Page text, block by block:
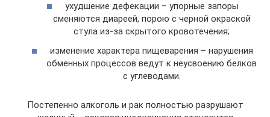
ухудшение дефекации – упорные запоры
сменяются диареей, порою с черной окраской
стула из-за скрытого кровотечения;
изменение характера пищеварения – нарушения
обменных процессов ведут к неусвоению белков
с углеводами.
Постепенно алкоголь и рак полностью разрушают